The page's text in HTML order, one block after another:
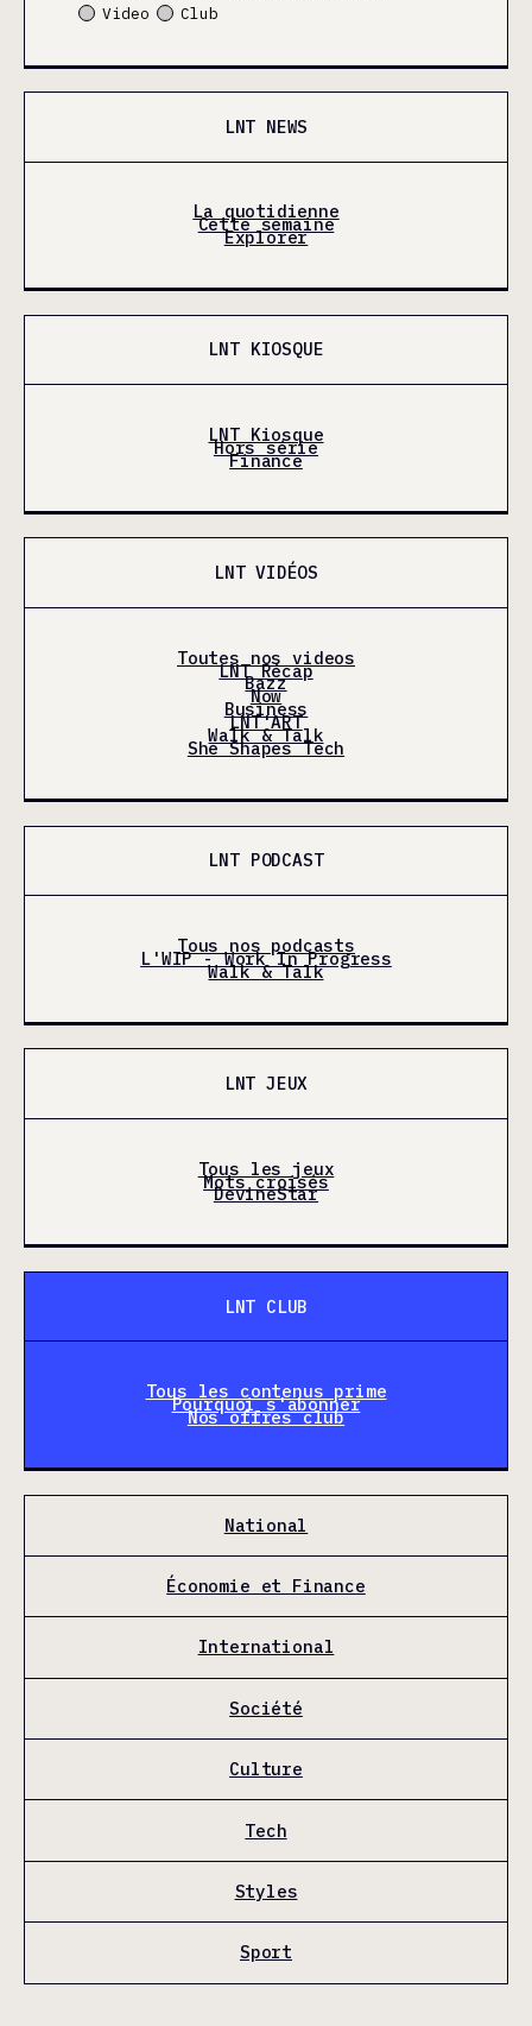
Video
Club
LNT NEWS
La quotidienne
Cette semaine
Explorer
LNT KIOSQUE
LNT Kiosque
Hors série
Finance
LNT VIDÉOS
Toutes nos videos
LNT Récap
Bazz
Now
Business
LNT'ART
Walk & Talk
She Shapes Tech
LNT PODCAST
Tous nos podcasts
L'WIP - Work In Progress
Walk & Talk
LNT JEUX
Tous les jeux
Mots croisés
DevineStar
LNT CLUB
Tous les contenus prime
Pourquoi s'abonner
Nos offres club
National
Économie et Finance
International
Société
Culture
Tech
Styles
Sport